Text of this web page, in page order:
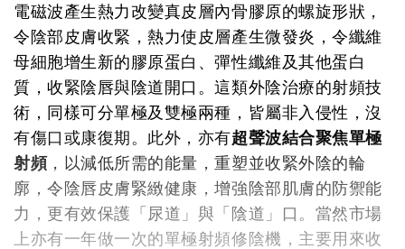
電磁波產生熱力改變真皮層內骨膠原的螺旋形狀，
令陰部皮膚收緊，熱力使皮層產生微發炎，令纖維
母細胞增生新的膠原蛋白、彈性纖維及其他蛋白
質，收緊陰唇與陰道開口。這類外陰治療的射頻技
術，同樣可分單極及雙極兩種，皆屬非入侵性，沒
有傷口或康復期。此外，亦有超聲波結合聚焦單極
射頻，以減低所需的能量，重塑並收緊外陰的輪
廓，令陰唇皮膚緊緻健康，增強陰部肌膚的防禦能
力，更有效保護「尿道」與「陰道」口。當然市場
上亦有一年做一次的單極射頻修陰機，主要用來收